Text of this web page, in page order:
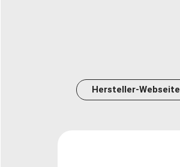
Hersteller-Webseite